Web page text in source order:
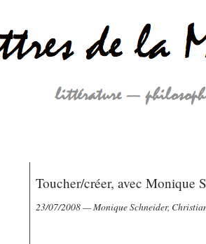
Toucher/créer, avec Monique
23/07/2008 — Monique Schneider,